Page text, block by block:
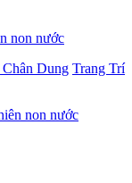
non nước
Dung Trang Trí